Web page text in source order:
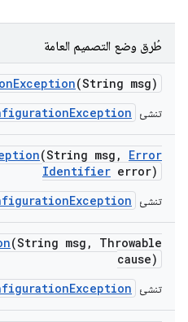
طُرق وضع التصميم العامة
Exception(String msg)
تنشئ
(String msg ,
Error
Identifier error)
تنشئ
(String msg ,
Throwable
cause)
تنشئ